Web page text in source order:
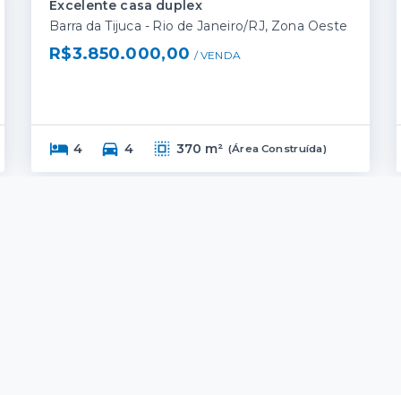
Excelente casa duplex
Barra da Tijuca - Rio de Janeiro/RJ, Zona Oeste
R$3.850.000,00 / VENDA
4 4 370 m² (Área Construída)